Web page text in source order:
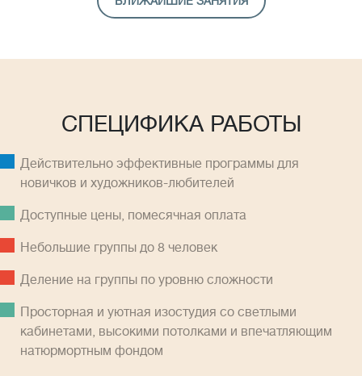
СПЕЦИФИКА РАБОТЫ
Действительно эффективные программы для
новичков и художников-любителей
Доступные цены, помесячная оплатa
Небольшие группы до 8 человек
Деление на группы по уровню сложности
Просторная и уютная изостудия со светлыми
кабинетами, высокими потолками и впечатляющим
натюрмортным фондом